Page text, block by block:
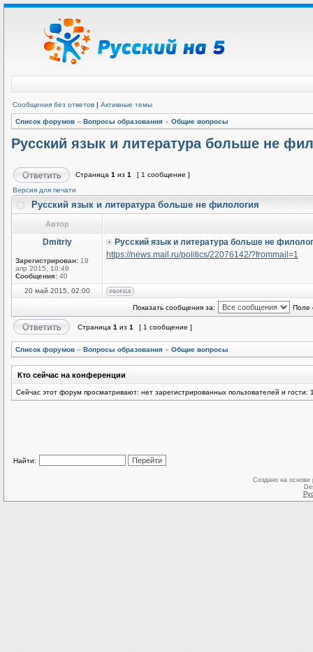
Сообщения без ответов | Активные темы
Список форумов » Вопросы образования » Общие вопросы
Русский язык и литература больше не
Страница 1 из 1
[ 1 сообщение ]
Версия для печати
Русский язык и литература больше не филология
Автор
Dmitriy
Зарегистрирован: 19
апр 2015, 10:49
Сообщения: 40
Русский язык и литература больше не
https://news.mail.ru/politics/22076142/?frommail=1
20 май 2015, 02:00
Показать сообщения за: Поле
Страница 1 из 1 [ 1 сообщение ]
Список форумов » Вопросы образования » Общие вопросы
Кто сейчас на конференции
Сейчас этот форум просматривают: нет зарегистрированных пользователей и гости:
Найти:
Создано на основе